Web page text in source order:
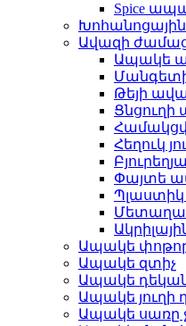
Spice
Ավազի
Ապակե
Թեյի
Ցնցուղի
Հեղուկ
Փայտե
Ապակե
Ապակե զտիչ
Ապակե
Ապակե յուղի
Ապակե սառը